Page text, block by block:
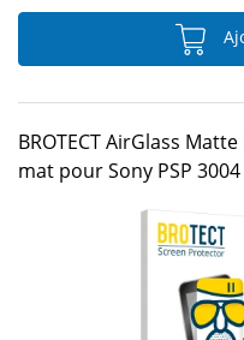
BROTECT AirGlass
mat pour Sony PSP 3004